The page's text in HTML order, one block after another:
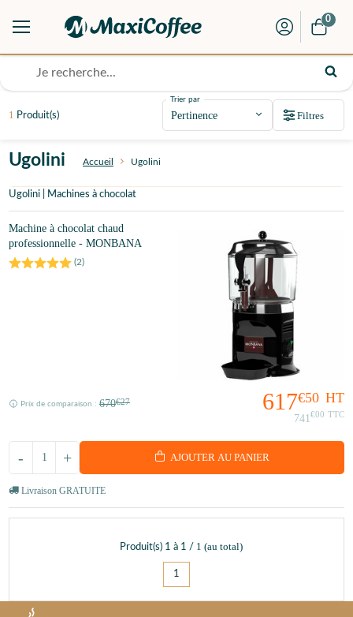
0
Ugolini Accueil Ugolini
1 Produit(s)
Trier par
Filtres
Ugolini | Machines à chocolat
Machine à chocolat chaud
professionnelle - MONBANA
(2)
617€50 HT
741€00 TTC
Prix de comparaison : 670€27
+
- AJOUTER AU PANIER
Livraison GRATUITE
Produit(s) 1 à 1 / 1 (au total)
1